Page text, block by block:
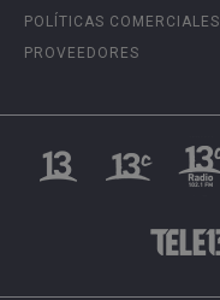
POLÍTICAS COMERCIALES
PROVEEDORES